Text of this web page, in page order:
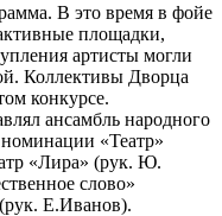
В это время в фойе
площадки,
артисты могли
Коллективы Дворца
конкурсе.
ансамбль народного
«Театр»
«Лира» (рук. Ю.
слово»
Е.Иванов).